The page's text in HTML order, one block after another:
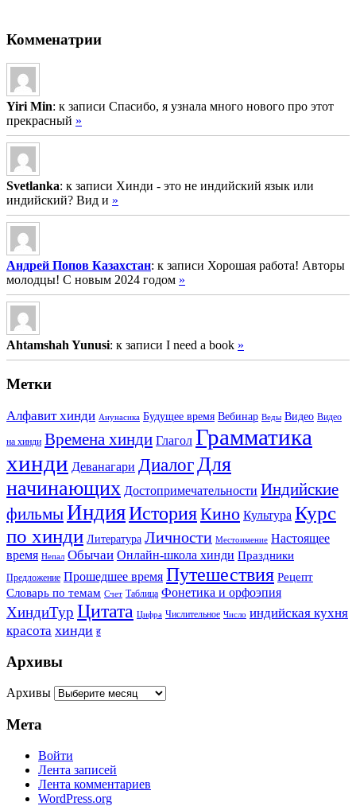
Комменатрии
Yiri Min: к записи Спасибо, я узнала много нового про этот
прекрасный »
Svetlanka: к записи Хинди - это не индийский язык или
индийский? Вид и »
Андрей Попов Казахстан: к записи Хорошая работа! Авторы
молодцы! С новым 2024 годом »
Ahtamshah Yunusi: к записи I need a book »
Метки
Алфавит хинди Анунасика Будущее время Вебинар Веды Видео Видео
на хинди Времена хинди Глагол Грамматика
хинди Деванагари Диалог Для
начинающих Достопримечательности Индийские
фильмыИндияИсторияКино Культура Курс
по хинди Литература Личности Местоимение Настоящее
время Непал Обычаи Онлайн-школа хинди Праздники
Предложение Прошедшее время Путешествия Рецепт
Словарь по темам Счет Таблица Фонетика и орфоэпия
ХиндиТур Цитата Цифра Числительное Число индийская кухня
красота хинди ह
Архивы
Архивы
Мета
Войти
Лента записей
Лента комментариев
WordPress.org